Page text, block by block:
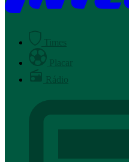
Times
Placar
Rádio